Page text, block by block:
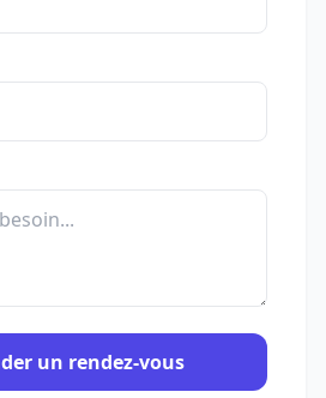
un rendez-vous